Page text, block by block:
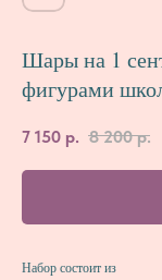
Шары на 1
фигурами
7 150 р. 8 200 р.
Набор состоит из